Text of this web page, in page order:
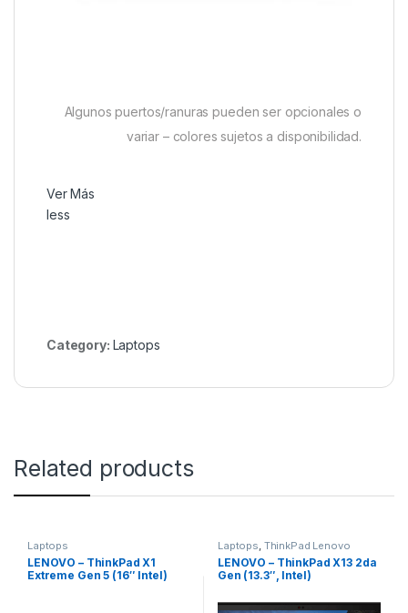
Algunos puertos/ranuras pueden ser opcionales o
variar – colores sujetos a disponibilidad.
Ver Más
less
Category: Laptops
Related products
Laptops
LENOVO – ThinkPad X1
Extreme Gen 5 (16″ Intel)
Laptops ThinkPad Lenovo
Corporativo
LENOVO – ThinkPad X13 2da
Gen (13.3″, Intel)